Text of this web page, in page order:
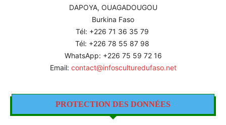
DAPOYA, OUAGADOUGOU
Burkina Faso
Tél: +226 71 36 35 79
Tél: +226 78 55 87 98
WhatsApp: +226 75 59 72 16
Email: contact@infosculturedufaso.net
PROTECTION DES DONNÉES